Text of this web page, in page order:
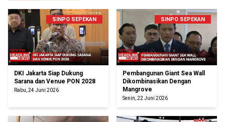
SINPO SEPEKAN
DKI Jakarta Siap Dukung
Sarana dan Venue PON 2028
Rabu, 24 Juni 2026
SINPO SEPEKAN
Pembangunan Giant Sea Wall
Dikombinasikan Dengan
Mangrove
Senin, 22 Juni 2026